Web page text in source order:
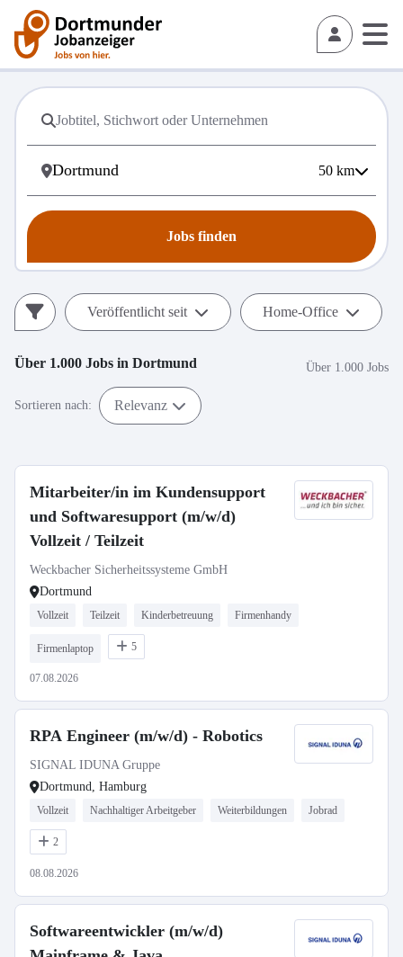
50 km
Jobs finden
Veröffentlicht seit Home-Office
Über 1.000 Jobs in Dortmund Über 1.000 Jobs
Sortieren nach: Relevanz
Mitarbeiter/in im Kundensupport
und Softwaresupport (m/w/d)
Vollzeit / Teilzeit
Weckbacher Sicherheitssysteme GmbH
Dortmund
Vollzeit Teilzeit Kinderbetreuung Firmenhandy
Firmenlaptop 5
07.08.2026
RPA Engineer (m/w/d) - Robotics
SIGNAL IDUNA Gruppe
Dortmund, Hamburg
Vollzeit Nachhaltiger Arbeitgeber Weiterbildungen Jobrad
2
08.08.2026
Softwareentwickler (m/w/d)